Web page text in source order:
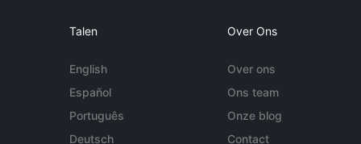
Talen
English
Español
Português
Deutsch
Over Ons
Over ons
Ons team
Onze blog
Contact